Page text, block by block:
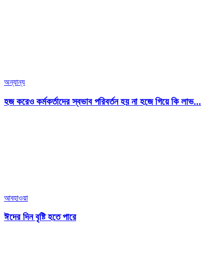
অন্যান্য
হজ করেও কর্মকর্তাদের স্বভাব পরিবর্তন হয় না হজে গিয়ে কি লাভ...
আবহাওয়া
ঈদের দিন বৃষ্টি হতে পারে